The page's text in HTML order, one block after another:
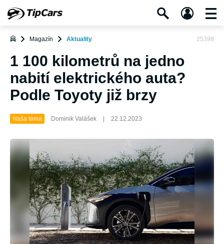
Magazín Aktuality 25398
1 100 kilometrů na jedno
nabití elektrického auta?
Podle Toyoty již brzy
Naša téma Dominik Valášek 22.12.2023